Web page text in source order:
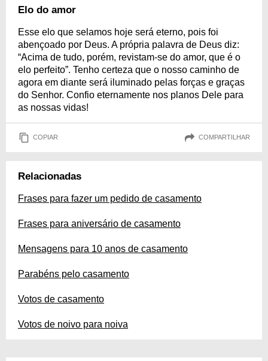
Elo do amor
Esse elo que selamos hoje será eterno, pois foi
abençoado por Deus. A própria palavra de Deus diz:
“Acima de tudo, porém, revistam-se do amor, que é o
elo perfeito”. Tenho certeza que o nosso caminho de
agora em diante será iluminado pelas forças e graças
do Senhor. Confio eternamente nos planos Dele para
as nossas vidas!
COPIAR COMPARTILHAR
Relacionadas
Frases para fazer um pedido de casamento
Frases para aniversário de casamento
Mensagens para 10 anos de casamento
Parabéns pelo casamento
Votos de casamento
Votos de noivo para noiva